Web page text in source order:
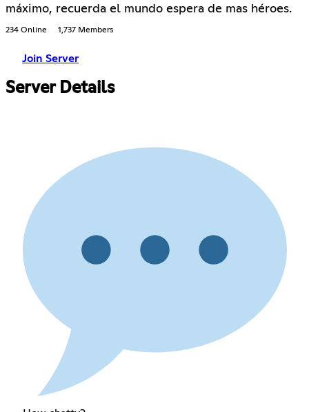
máximo, recuerda el mundo espera de mas héroes.
234 Online 1,737 Members
Join Server
Server Details